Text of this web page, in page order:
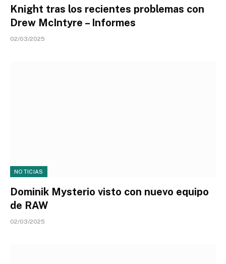
Knight tras los recientes problemas con
Drew McIntyre – Informes
02/03/2025
NOTICIAS
Dominik Mysterio visto con nuevo equipo
de RAW
02/03/2025